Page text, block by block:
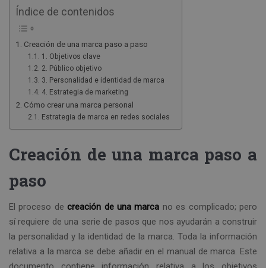
Índice de contenidos
Creación de una marca paso a paso
1. Objetivos clave
2. Público objetivo
3. Personalidad e identidad de marca
4. Estrategia de marketing
Cómo crear una marca personal
Estrategia de marca en redes sociales
Creación de una marca paso a
paso
El proceso decreación de una marca no es complicado; pero
sí requiere de una serie de pasos que nos ayudarán a construir
la personalidad y la identidad de la marca. Toda la información
relativa a la marca se debe añadir en el manual de marca. Este